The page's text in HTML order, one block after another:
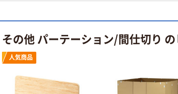
その他 パーテーション/間仕切り
人気商品
ション
￥20,310~
（税込）
オリジナル
アスクル マルチ
ーン3連タイプ
￥33,960~
ーン EGシンプ